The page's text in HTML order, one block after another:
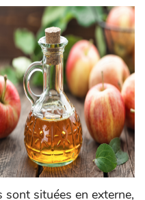
situées en externe,